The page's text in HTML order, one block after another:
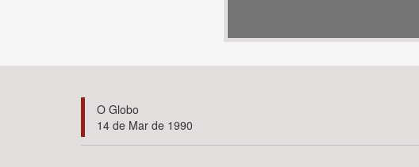
O Globo
14 de Mar de 1990